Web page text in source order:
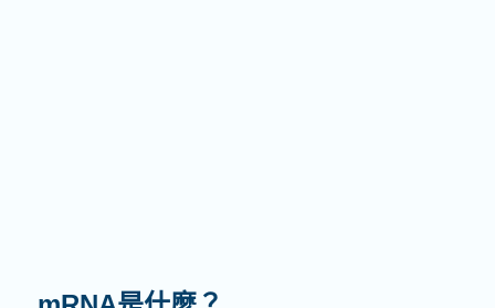
mRNA有何作用？